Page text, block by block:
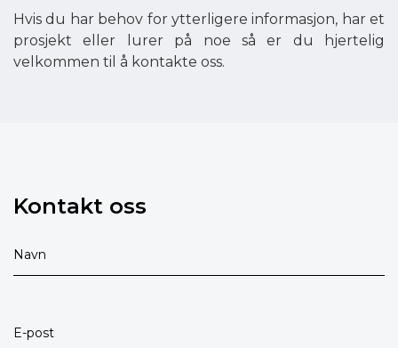
Hvis du har behov for ytterligere informasjon, har et
prosjekt eller lurer på noe så er du hjertelig
velkommen til å kontakte oss.
Kontakt oss